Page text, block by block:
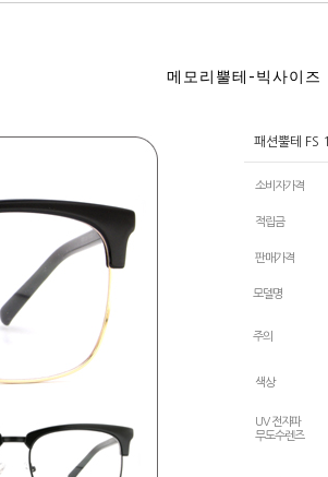
메모리뿔테-빅사이즈
패션뿔테 FS
소비자가격
적립금
판매가격
모델명
주의
색상
UV 전자파
무도수렌즈